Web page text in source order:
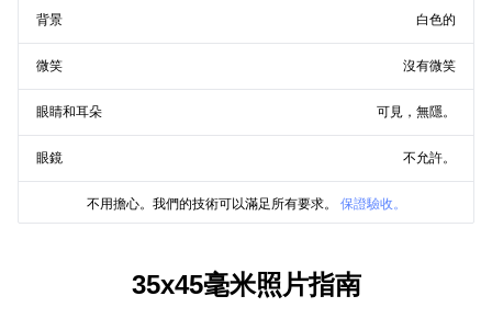
背景 白色的
微笑 沒有微笑
眼睛和耳朵 可見，無隱。
眼鏡 不允許。
不用擔心。我們的技術可以滿足所有要求。 保證驗收。
35x45毫米照片指南